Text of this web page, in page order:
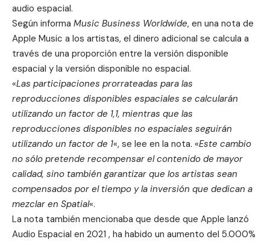
audio espacial.
Según informa Music Business Worldwide, en una nota de
Apple Music a los artistas, el dinero adicional se calcula a
través de una proporción entre la versión disponible
espacial y la versión disponible no espacial.
«Las participaciones prorrateadas para las
reproducciones disponibles espaciales se calcularán
utilizando un factor de 1,1, mientras que las
reproducciones disponibles no espaciales seguirán
utilizando un factor de 1«, se lee en la nota. «Este cambio
no sólo pretende recompensar el contenido de mayor
calidad, sino también garantizar que los artistas sean
compensados ​​por el tiempo y la inversión que dedican a
mezclar en Spatial«.
La nota también mencionaba que desde que Apple lanzó
Audio Espacial en 2021 , ha habido un aumento del 5.000%